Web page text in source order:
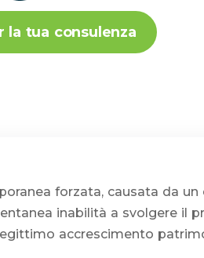
la tua consulenza
forzata, causata da un
inabilità a svolgere il
accrescimento